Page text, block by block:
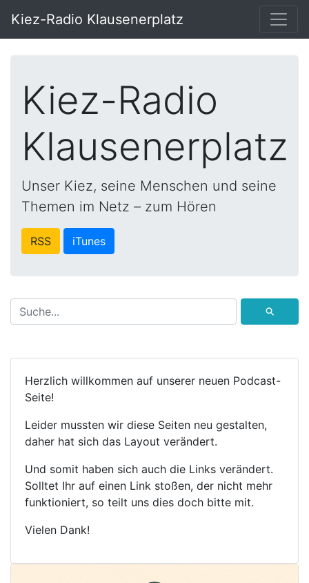
Kiez-Radio Klausenerplatz
Kiez-Radio
Klausenerplatz
Unser Kiez, seine Menschen und seine
Themen im Netz – zum Hören
RSS iTunes
⚲
Herzlich willkommen auf unserer neuen Podcast-
Seite!
Leider mussten wir diese Seiten neu gestalten,
daher hat sich das Layout verändert.
Und somit haben sich auch die Links verändert.
Solltet Ihr auf einen Link stoßen, der nicht mehr
funktioniert, so teilt uns dies doch bitte mit.
Vielen Dank!